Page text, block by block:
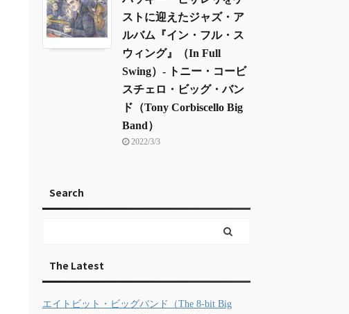
ストに迎えたジャズ・ア
ルバム『イン・フル・ス
ウィング』（In Full
Swing）- トニー・コービ
スチェロ・ビッグ・バン
ド（Tony Corbiscello Big
Band）
2022/3/3
Search
The Latest
エイトビット・ビッグバンド（The 8-bit Big